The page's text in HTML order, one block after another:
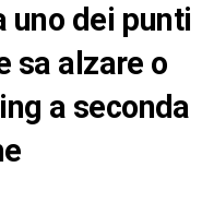
uno dei punti
sa alzare o
a seconda